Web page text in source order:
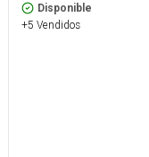
Disponible
+5 Vendidos